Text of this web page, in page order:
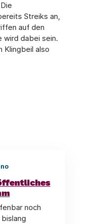
Streiks an,
auf den
wird dabei sein.
Klingbeil also
noch